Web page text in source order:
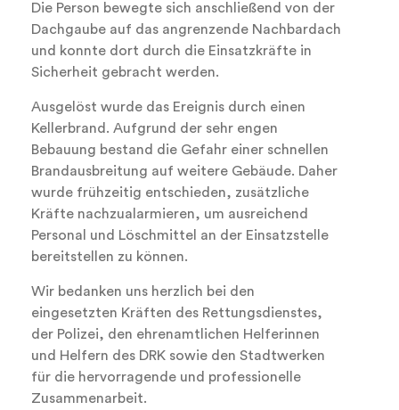
Die Person bewegte sich anschließend von der
Dachgaube auf das angrenzende Nachbardach
und konnte dort durch die Einsatzkräfte in
Sicherheit gebracht werden.
Ausgelöst wurde das Ereignis durch einen
Kellerbrand. Aufgrund der sehr engen
Bebauung bestand die Gefahr einer schnellen
Brandausbreitung auf weitere Gebäude. Daher
wurde frühzeitig entschieden, zusätzliche
Kräfte nachzualarmieren, um ausreichend
Personal und Löschmittel an der Einsatzstelle
bereitstellen zu können.
Wir bedanken uns herzlich bei den
eingesetzten Kräften des Rettungsdienstes,
der Polizei, den ehrenamtlichen Helferinnen
und Helfern des DRK sowie den Stadtwerken
für die hervorragende und professionelle
Zusammenarbeit.